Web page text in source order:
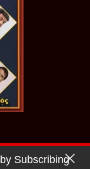
Subscribing